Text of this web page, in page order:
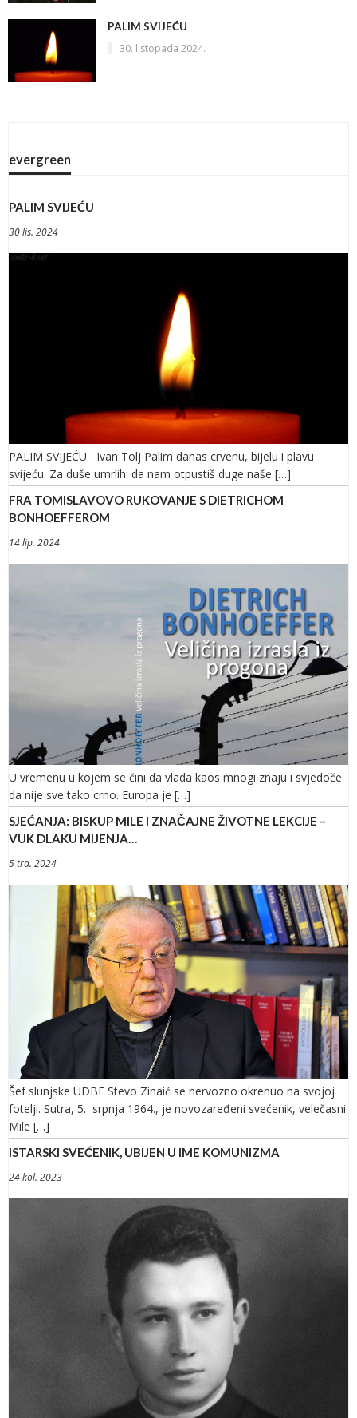
PALIM SVIJEĆU
30. listopada 2024.
evergreen
PALIM SVIJEĆU
30 lis. 2024
PALIM SVIJEĆU Ivan Tolj Palim danas crvenu, bijelu i plavu
svijeću. Za duše umrlih: da nam otpustiš duge naše […]
FRA TOMISLAVOVO RUKOVANJE S DIETRICHOM
BONHOEFFEROM
14 lip. 2024
U vremenu u kojem se čini da vlada kaos mnogi znaju i svjedoče
da nije sve tako crno. Europa je […]
SJEĆANJA: BISKUP MILE I ZNAČAJNE ŽIVOTNE LEKCIJE –
VUK DLAKU MIJENJA…
5 tra. 2024
Šef slunjske UDBE Stevo Zinaić se nervozno okrenuo na svojoj
fotelji. Sutra, 5. srpnja 1964., je novozaređeni svećenik, velečasni
Mile […]
ISTARSKI SVEĆENIK, UBIJEN U IME KOMUNIZMA
24 kol. 2023